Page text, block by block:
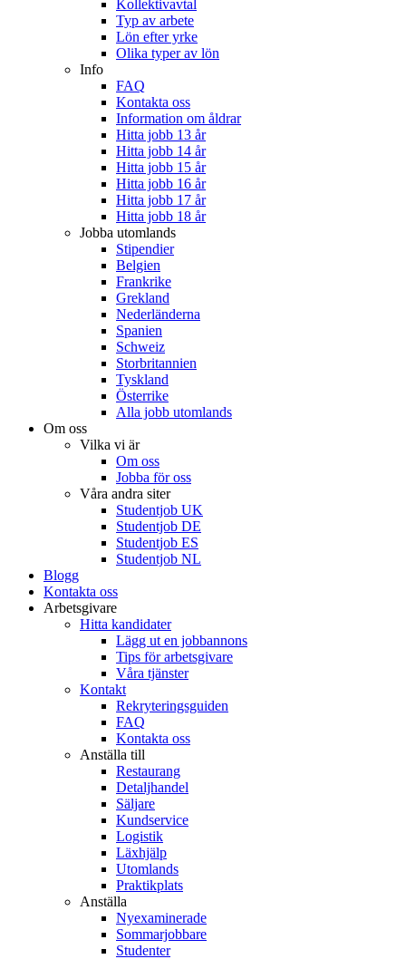
Kollektivavtal
Typ av arbete
Lön efter yrke
Olika typer av lön
Info
FAQ
Kontakta oss
Information om åldrar
Hitta jobb 13 år
Hitta jobb 14 år
Hitta jobb 15 år
Hitta jobb 16 år
Hitta jobb 17 år
Hitta jobb 18 år
Jobba utomlands
Stipendier
Belgien
Frankrike
Grekland
Nederländerna
Spanien
Schweiz
Storbritannien
Tyskland
Österrike
Alla jobb utomlands
Om oss
Vilka vi är
Om oss
Jobba för oss
Våra andra siter
Studentjob UK
Studentjob DE
Studentjob ES
Studentjob NL
Blogg
Kontakta oss
Arbetsgivare
Hitta kandidater
Lägg ut en jobbannons
Tips för arbetsgivare
Våra tjänster
Kontakt
Rekryteringsguiden
FAQ
Kontakta oss
Anställa till
Restaurang
Detaljhandel
Säljare
Kundservice
Logistik
Läxhjälp
Utomlands
Praktikplats
Anställa
Nyexaminerade
Sommarjobbare
Studenter